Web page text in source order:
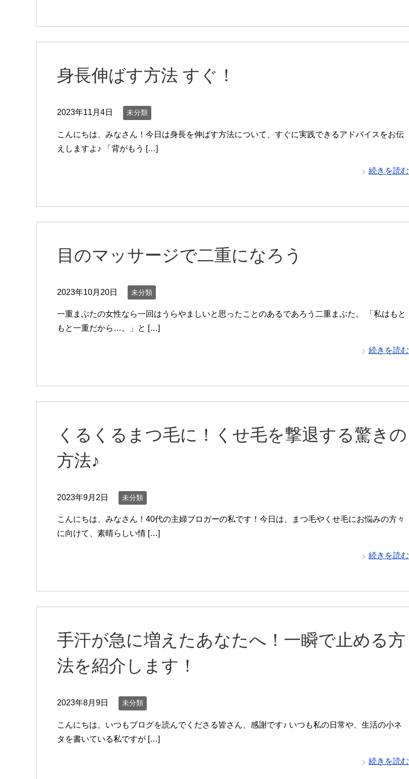
身長伸ばす方法 すぐ！
2023年11月4日 未分類
こんにちは、みなさん！今日は身長を伸ばす方法について、すぐに実践できるアドバイスをお伝
えしますよ♪ 「背がもう […]
続きを読む
目のマッサージで二重になろう
2023年10月20日 未分類
一重まぶたの女性なら一回はうらやましいと思ったことのあるであろう二重まぶた。 「私はもと
もと一重だから…。」と […]
続きを読む
くるくるまつ毛に！くせ毛を撃退する驚きの
方法♪
2023年9月2日 未分類
こんにちは、みなさん！40代の主婦ブロガーの私です！今日は、まつ毛やくせ毛にお悩みの方々
に向けて、素晴らしい情 […]
続きを読む
手汗が急に増えたあなたへ！一瞬で止める方
法を紹介します！
2023年8月9日 未分類
こんにちは、いつもブログを読んでくださる皆さん、感謝です♪ いつも私の日常や、生活の小ネ
タを書いている私ですが […]
続きを読む